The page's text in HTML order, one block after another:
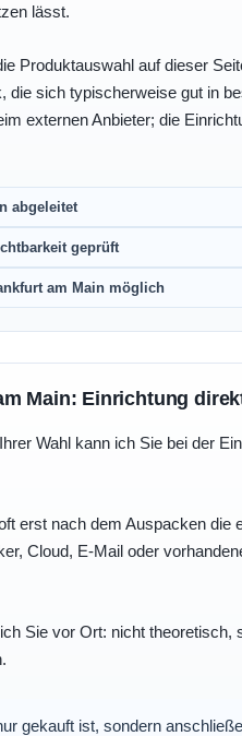
lässt.
Produktauswahl auf dieser
die sich typischerweise gut in
externen Anbieter; die
abgeleitet
geprüft
am Main möglich
Main: Einrichtung
Wahl kann ich Sie bei der
erst nach dem Auspacken
Cloud, E-Mail oder
Sie vor Ort: nicht
gekauft ist, sondern